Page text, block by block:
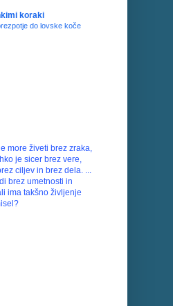
koraki
do lovske koče
more živeti brez zraka,
je sicer brez vere,
ciljev in brez dela. ...
brez umetnosti in
ima takšno življenje